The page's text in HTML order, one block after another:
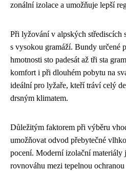
zonální izolace a umožňuje lepší
Při lyžování v alpských
s vysokou gramáží. Bundy určené
hmotnosti sto padesát až tři sta
komfort i při dlouhém pobytu na
ideální pro lyžaře, kteří tráví celý
drsným klimatem.
Důležitým faktorem při výběru
umožňovat odvod přebytečné
pocení. Moderní izolační
rovnováhu mezi tepelnou